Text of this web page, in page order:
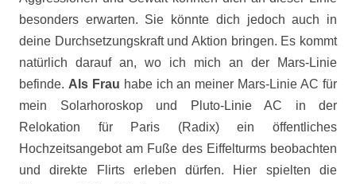
besonders erwarten. Sie könnte dich jedoch auch in
deine Durchsetzungskraft und Aktion bringen. Es kommt
natürlich darauf an, wo ich mich an der Mars-Linie
befinde. Als Frau habe ichan meiner Mars-Linie AC für
mein Solarhoroskop und Pluto-Linie AC in der
Relokation fürParis (Radix) ein öffentliches
Hochzeitsangebot am Fuße des Eiffelturms beobachten
und direkte Flirts erleben dürfen. Hier spielten die